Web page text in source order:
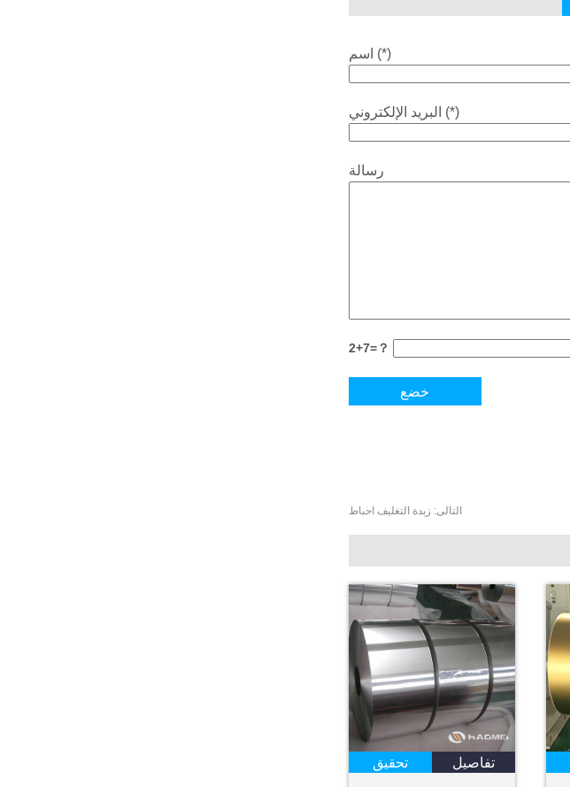
اسم (*)
البريد الإلكتروني (*)
رسالة
2+7=？
التالى: زبدة التغليف احباط
تفاصيل تحقيق